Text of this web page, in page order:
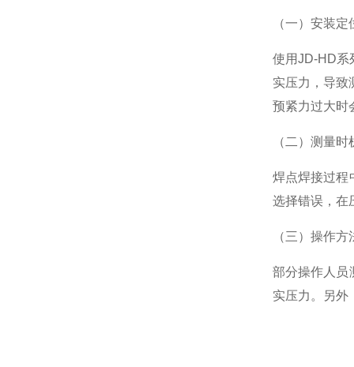
（一）安装定
使用JD-HD系
实压力，导致
预紧力过大时
（二）测量
焊点焊接过程
选择错误，在
（三）操作方
部分操作人员
实压力。另外